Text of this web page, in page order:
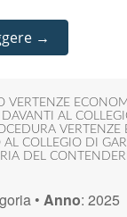
→
VERTENZE
DAVANTI AL
AL COLLEGIO DI
DEL
• Anno: 2025